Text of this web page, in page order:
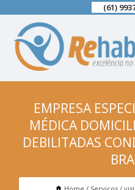
(61)
EMPRESA
MÉDICA
DEBILITADAS